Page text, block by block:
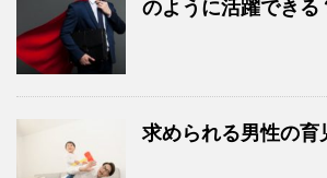
のように活躍できる
求められる男性の育